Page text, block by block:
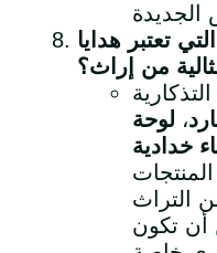
تعتبر هدايا
من إراث؟
، لوحة
خدادية
التراث
أن تكون